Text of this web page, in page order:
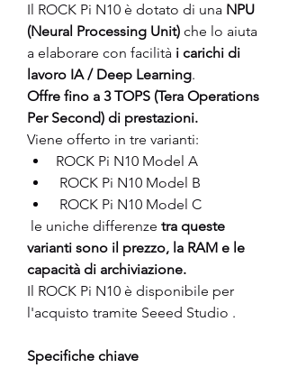
Il ROCK Pi N10 è dotato di una NPU
(Neural Processing Unit) che lo aiuta
a elaborare con facilità i carichi di
lavoro IA / Deep Learning.
Offre fino a 3 TOPS (Tera Operations
Per Second) di prestazioni.
Viene offerto in tre varianti:
ROCK Pi N10 Model A
ROCK Pi N10 Model B
ROCK Pi N10 Model C
le uniche differenze tra queste
varianti sono il prezzo, la RAM e le
capacità di archiviazione.
Il ROCK Pi N10 è disponibile per
l'acquisto tramite Seeed Studio .
Specifiche chiave